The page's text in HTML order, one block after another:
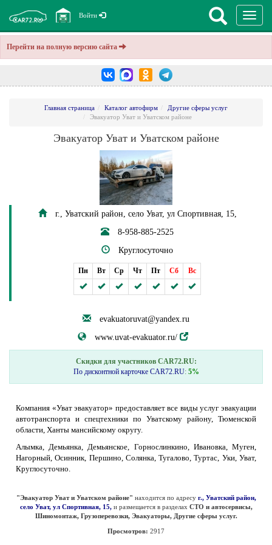
Перейти на полную версию сайта
Войти
Главная страница Каталог автофирм
Другие сферы услуг
Эвакуатор Уват и Уватском районе
Эвакуатор Уват и Уватском районе
г., Уватский район, село Уват, ул Спортивная, 15,
8-958-885-2525
Круглосуточно
Пн Вт Ср Чт Пт Сб Вс
evakuatoruvat@yandex.ru
www.uvat-evakuator.ru/
Скидки для участников CAR72.RU:
По дисконтной карточке CAR72.RU: 5%
Компания «Уват эвакуатор» предоставляет все виды услуг эвакуации
автотранспорта и спецтехники по Уватскому району, Тюменской
области, Ханты мансийскому округу.
Алымка, Демьянка, Демьянское, Горнослинкино, Ивановка, Муген,
Нагорный, Осинник, Першино, Солянка, Тугалово, Туртас, Уки, Уват,
Круглосуточно.
"Эвакуатор Уват и Уватском районе" находится по адресу г., Уватский район,
село Уват, ул Спортивная, 15, и размещается в разделах СТО и автосервисы,
Шиномонтаж, Грузоперевозки, Эвакуаторы, Другие сферы услуг.
Просмотров: 2917